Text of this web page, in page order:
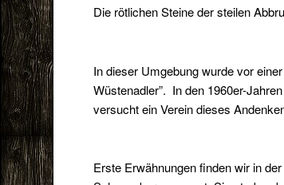
Die rötlichen Steine der steilen
In dieser Umgebung wurde vor
Wüstenadler”. In den 1960er-
versucht ein Verein dieses
Erste Erwähnungen finden wir in